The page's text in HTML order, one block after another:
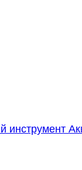
инструмент